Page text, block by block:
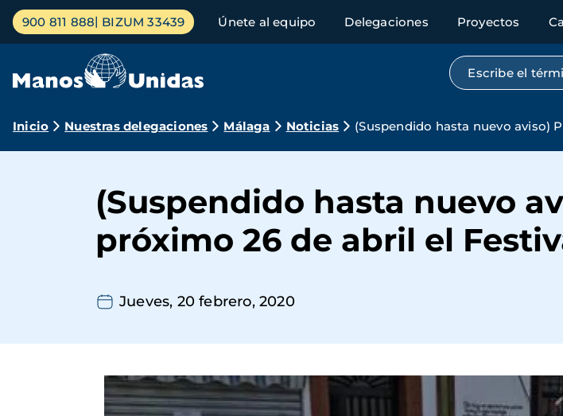
Pasar
contenido
Menú
principal
900 811 888 BIZUM 33439 Únete al equipo Delegaciones Proyectos
Búsqueda
Ruta
navegación
Inicio Nuestras delegaciones Málaga Noticias (Suspendido hasta nuevo aviso)
(Suspendido hasta nuevo
próximo 26 de abril el
Jueves, 20 febrero, 2020